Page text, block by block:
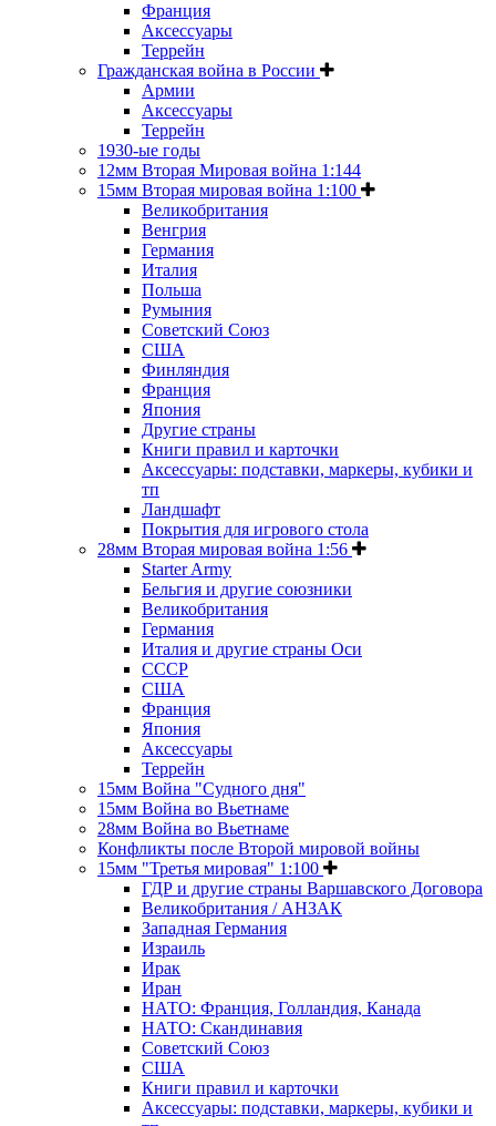
Франция
Аксессуары
Террейн
Гражданская война в России
Армии
Аксессуары
Террейн
1930-ые годы
12мм Вторая Мировая война 1:144
15мм Вторая мировая война 1:100
Великобритания
Венгрия
Германия
Италия
Польша
Румыния
Советский Союз
США
Финляндия
Франция
Япония
Другие страны
Книги правил и карточки
Аксессуары: подставки, маркеры, кубики и
тп
Ландшафт
Покрытия для игрового стола
28мм Вторая мировая война 1:56
Starter Army
Бельгия и другие союзники
Великобритания
Германия
Италия и другие страны Оси
СССР
США
Франция
Япония
Аксессуары
Террейн
15мм Война "Судного дня"
15мм Война во Вьетнаме
28мм Война во Вьетнаме
Конфликты после Второй мировой войны
15мм "Третья мировая" 1:100
ГДР и другие страны Варшавского Договора
Великобритания / АНЗАК
Западная Германия
Израиль
Ирак
Иран
НАТО: Франция, Голландия, Канада
НАТО: Скандинавия
Советский Союз
США
Книги правил и карточки
Аксессуары: подставки, маркеры, кубики и